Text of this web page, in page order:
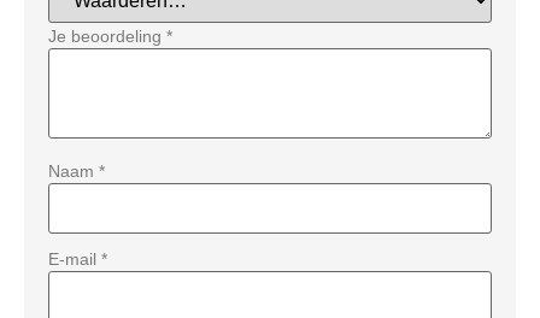
Je beoordeling *
Naam *
E-mail *